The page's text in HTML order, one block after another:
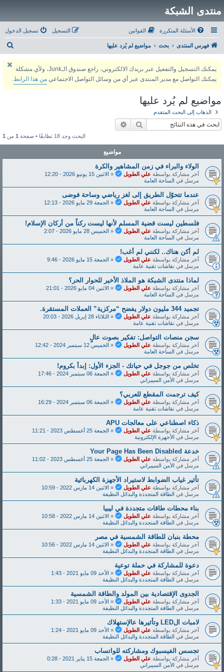
منتدى الشبكة
الأسئلة المتكررة القوانين تسجيل الدخول التسجيل
فهرس المنتدى بحث مواضيع لم يُرد عليها
يمكنك التسجيل والتفعيل عبر بريدك الالكتروني، راجع صندوق الـJunk، ولأي مشكلة
يمكنك التواصل مع مدير المنتدى عبر أي من وسائل التواصل الاجتماعي من هذا الرابط.
مواضيع لم يُرد عليها
الذهاب إلى البحث المتقدم
بحث
البحث وجد 18 تطابقًا • صفحة 1 من 1
مواضيع
الولاء والبراء في زمن المشاهير والكرة
آخر مشاركة بواسطة علي الطويل « الاثنين 15 يونيو 2026 - 12:20
مرسل في الساحة العامة
عندما تتحوّل الطريق إلى لغز رياضي وساحة فوضى
آخر مشاركة بواسطة علي الطويل « الجمعة 29 مايو 2026 - 12:13
مرسل في الساحة العامة
فلسطين ليست قضية المسلم لأنها ليست ركناً من أركان الإسلام!
آخر مشاركة بواسطة علي الطويل « الخميس 28 مايو 2026 - 2:07
مرسل في الساحة العامة
لم أكن هناك.. لكنني لم أغب!
آخر مشاركة بواسطة علي الطويل « الجمعة 15 مايو 2026 - 9:46
مرسل في نقاشات تقنية عامة
لماذا منتدى الشبكة هو الملاذ الأخير للحوار الحر؟
آخر مشاركة بواسطة علي الطويل « الاثنين 04 مايو 2026 - 21:01
مرسل في الساحة العامة
تجميد 344 مليون دولار يفضح “مركزية” العملات المستقرة.
آخر مشاركة بواسطة علي الطويل « الثلاثاء 28 إبريل 2026 - 20:03
مرسل في نقاشات تقنية عامة
سجن منصات التواصل: تفكير بصوت عالٍ
آخر مشاركة بواسطة علي الطويل « الخميس 12 سبتمبر 2024 - 12:42
مرسل في الساحة العامة
تخلص من جوجل في حياتك - الجزء الأول: إبدأ بكروم!
آخر مشاركة بواسطة علي الطويل « الجمعة 06 سبتمبر 2024 - 17:46
مرسل في الأمن السيبراني
كيف ترجمت المقطع للعربي؟
آخر مشاركة بواسطة علي الطويل « الجمعة 06 سبتمبر 2024 - 16:29
مرسل في نقاشات تقنية عامة
ذكاء اصطناعي على معالجات APU
آخر مشاركة بواسطة علي الطويل « الجمعة 25 أغسطس 2023 - 11:21
مرسل في الأجهزة الإلكترونية
خدعة Y‌‌‌o‌‌‌u‌‌‌r‌‌‌ P‌‌‌a‌‌‌‌‌g‌‌‌‌e‌‌‌ H‌‌‌a‌‌‌‌s‌‌‌ B‌‌‌e‌‌‌e‌‌‌‌n‌‌‌ D‌‌‌i‌‌‌s‌‌‌a‌‌‌b‌‌‌l‌‌‌e‌‌‌d‌‌
آخر مشاركة بواسطة علي الطويل « الجمعة 25 أغسطس 2023 - 11:02
مرسل في الأمن السيبراني
تأثير غياب الضوابط لاستيراد الأجهزة الكهربائية
آخر مشاركة بواسطة علي الطويل « الاثنين 14 مارس 2022 - 10:59
مرسل في الطاقة المتجددة والبدائل النظيفة
بناء محطات طاقات متجددة في ليبيا
آخر مشاركة بواسطة علي الطويل « الاثنين 14 مارس 2022 - 10:58
مرسل في الطاقة المتجددة والبدائل النظيفة
محطة بنبان للطاقة الشمسية في مصر
آخر مشاركة بواسطة علي الطويل « الاثنين 14 مارس 2022 - 10:56
مرسل في الطاقة المتجددة والبدائل النظيفة
دعوة للمشاركة في حملة توعية
آخر مشاركة بواسطة علي الطويل « الأحد 09 مايو 2021 - 1:43
مرسل في الطاقة المتجددة والبدائل النظيفة
الجدوى الإقتصادية بين المولد والطاقة الشمسية
آخر مشاركة بواسطة علي الطويل « الأحد 09 مايو 2021 - 1:33
مرسل في الطاقة المتجددة والبدائل النظيفة
لامبات الLED وتأثيرها عالإستهلاك
آخر مشاركة بواسطة علي الطويل « الأحد 09 مايو 2021 - 1:24
مرسل في الطاقة المتجددة والبدائل النظيفة
تجسس الفيسبوك ومشاركته للواتساب
آخر مشاركة بواسطة علي الطويل « الجمعة 15 يناير 2021 - 0:28
مرسل في الأمن السيبراني